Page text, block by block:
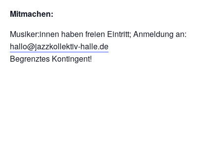
Mitmachen:
Musiker:innen haben freien Eintritt; Anmeldung an:
hallo@jazzkollektiv-halle.de
Begrenztes Kontingent!